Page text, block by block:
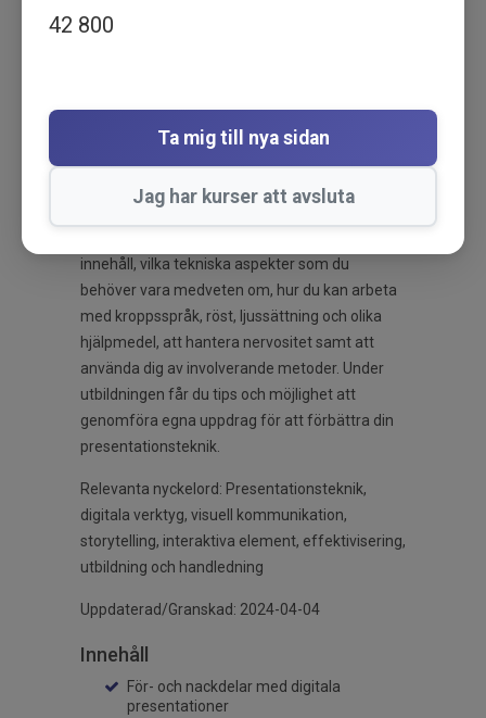
Lär dig de senaste teknikerna för att genomföra
Digital presentationsteknikär utbildningen för
energi och tydlighet och gå genom kameran
under ett digitalt möte. Du får lära dig om
innehåll, vilka tekniska aspekter som du
behöver vara medveten om, hur du kan arbeta
med kroppsspråk, röst, ljussättning och olika
hjälpmedel, att hantera nervositet samt att
använda dig av involverande metoder. Under
utbildningen får du tips och möjlighet att
genomföra egna uppdrag för att förbättra din
presentationsteknik.
Relevanta nyckelord: Presentationsteknik,
digitala verktyg, visuell kommunikation,
storytelling, interaktiva element, effektivisering,
utbildning och handledning
Uppdaterad/Granskad: 2024-04-04
Innehåll
För- och nackdelar med digitala
presentationer
42 800
Ta mig till nya sidan
Jag har kurser att avsluta